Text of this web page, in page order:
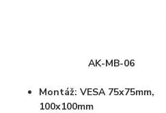
AK-MB-06
Montáž: VESA 75x75mm,
100x100mm